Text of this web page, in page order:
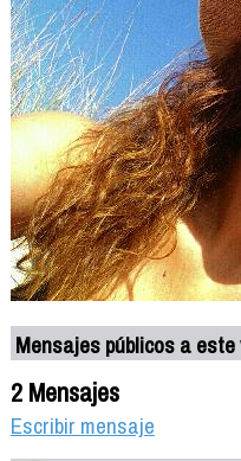
Mensajes públicos a
2 Mensajes
Escribir mensaje